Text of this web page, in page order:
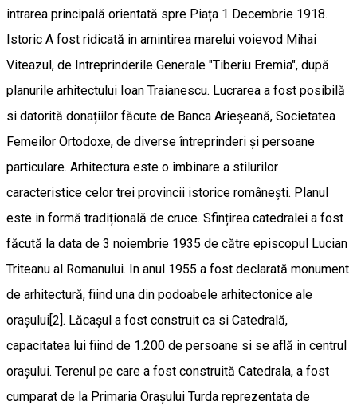
intrarea principală orientată spre Piața 1 Decembrie 1918.
Istoric A fost ridicată in amintirea marelui voievod Mihai
Viteazul, de Intreprinderile Generale "Tiberiu Eremia", după
planurile arhitectului Ioan Traianescu. Lucrarea a fost posibilă
si datorită donațiilor făcute de Banca Arieșeană, Societatea
Femeilor Ortodoxe, de diverse întreprinderi și persoane
particulare. Arhitectura este o îmbinare a stilurilor
caracteristice celor trei provincii istorice românești. Planul
este in formă tradițională de cruce. Sfințirea catedralei a fost
făcută la data de 3 noiembrie 1935 de către episcopul Lucian
Triteanu al Romanului. In anul 1955 a fost declarată monument
de arhitectură, fiind una din podoabele arhitectonice ale
orașului[2]. Lăcașul a fost construit ca si Catedrală,
capacitatea lui fiind de 1.200 de persoane si se află in centrul
orașului. Terenul pe care a fost construită Catedrala, a fost
cumparat de la Primaria Orașului Turda reprezentata de